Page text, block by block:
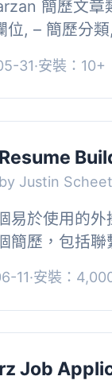
簡歷文章
位, – 簡歷分
31·安裝：10+
Resume
by Justin
易於使用的
簡歷，包括聯
易用性, 利用拖
11·安裝：
rz Job